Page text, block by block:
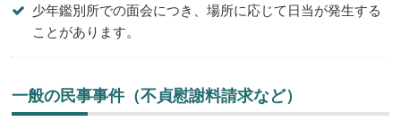
少年鑑別所での面会につき、場所に応じて日当が発生する
ことがあります。
一般の民事事件（不貞慰謝料請求など）